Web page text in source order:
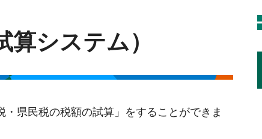
システム）
県民税の税額の試算」をすることができま